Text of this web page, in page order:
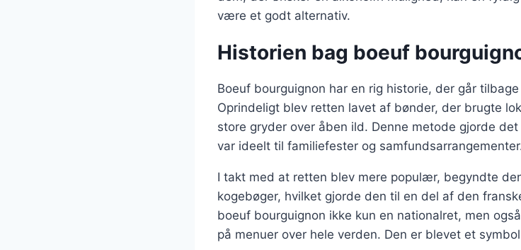
være et godt alternativ.
Historien bag boeuf
Boeuf bourguignon har en rig historie, der går
Oprindeligt blev retten lavet af bønder, der brugte
store gryder over åben ild. Denne metode gjorde
var ideelt til familiefester og
I takt med at retten blev mere populær, begyndte
kogebøger, hvilket gjorde den til en del af den
boeuf bourguignon ikke kun en nationalret, men
på menuer over hele verden. Den er blevet et